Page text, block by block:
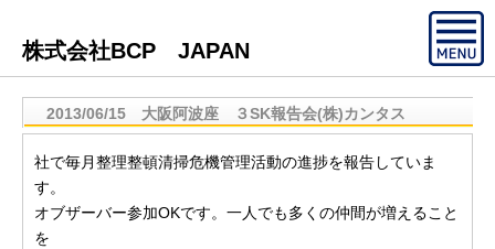
株式会社BCP JAPAN
2013/06/15 大阪阿波座 ３SK報告会(株)カンタス
社で毎月整理整頓清掃危機管理活動の進捗を報告していま
す。
オブザーバー参加OKです。一人でも多くの仲間が増えること
を